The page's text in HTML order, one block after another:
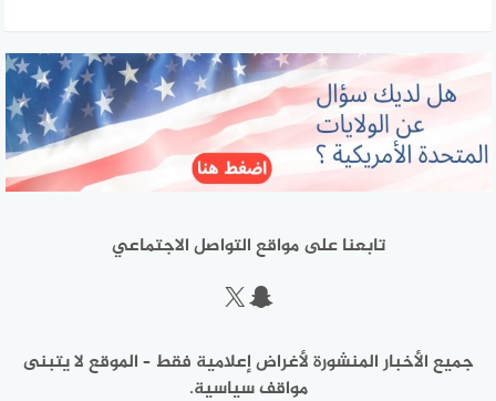
تابعنا على مواقع التواصل الاجتماعي
سناب شات
إكس
جميع الأخبار المنشورة لأغراض إعلامية فقط – الموقع لا يتبنى
مواقف سياسية.